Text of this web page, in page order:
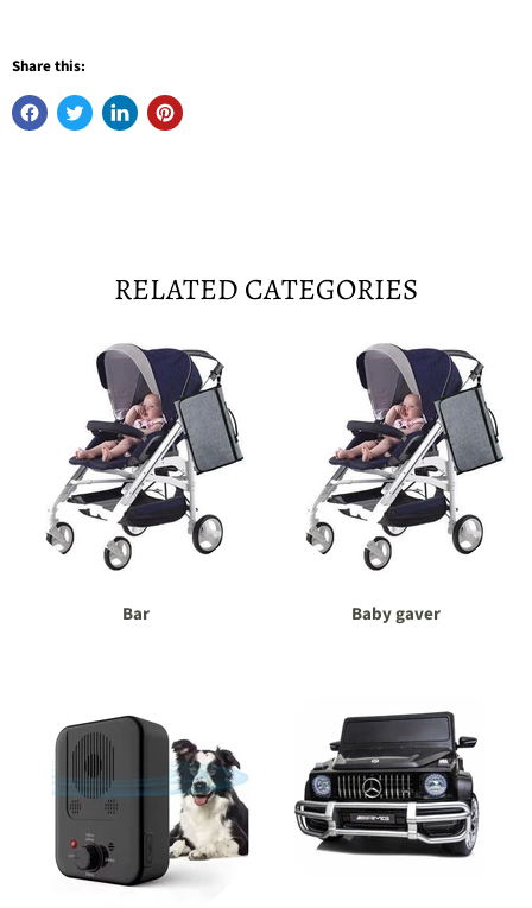
Share this:
RELATED CATEGORIES
Bar Baby gaver